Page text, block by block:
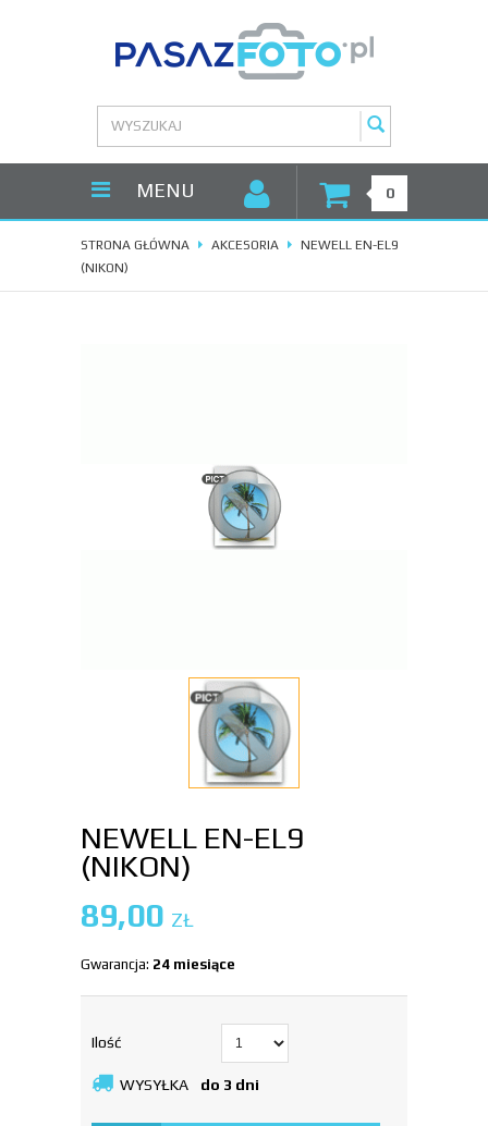
MENU 0
STRONA GŁÓWNA AKCESORIA
NEWELL EN-EL9
(NIKON)
NEWELL EN-EL9
(NIKON)
89,00 ZŁ
Gwarancja: 24 miesiące
Ilość
WYSYŁKA do 3 dni